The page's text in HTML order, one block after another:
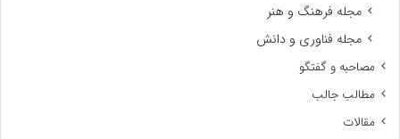
مجله فرهنگ و هنر
مجله فناوری و دانش
مصاحبه و گفتگو
مطالب جالب
مقالات